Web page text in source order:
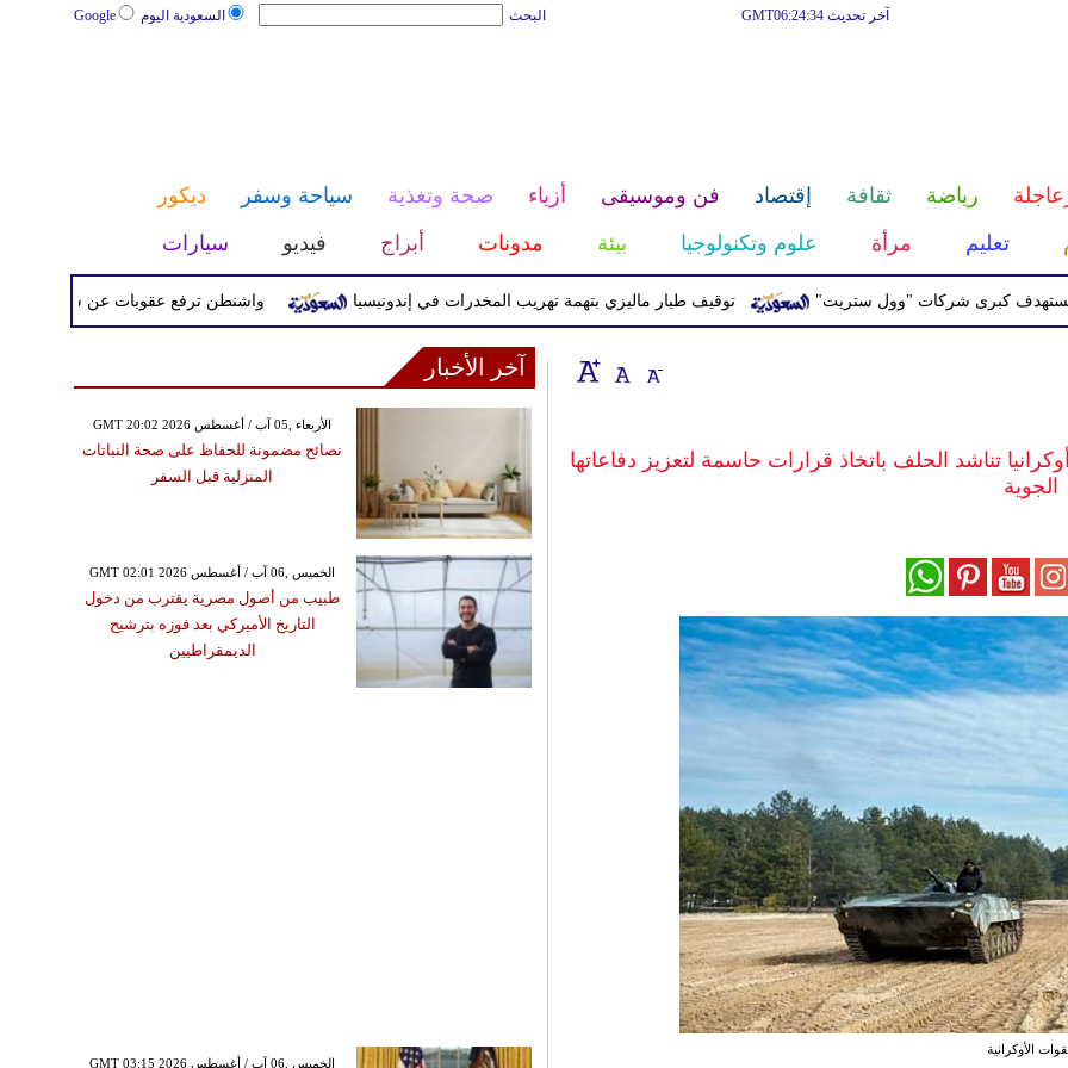
السعودية اليوم Google البحث آخر تحديث GMT06:24:34
رياضة ثقافة إقتصاد فن وموسيقى أزياء صحة وتغذية سياحة وسفر
ديكور
تعليم مرأة علوم وتكنولوجيا بيئة مدونات أبراج فيديو سيارات
واشنطن ترفع عقوبات عن شركات وطائرتين توقيف طيار ماليزي بتهمة تهريب المخدرات في إندونيسيا كبرى شركات "وول ستريت"
تناشد الحلف باتخاذ قرارات حاسمة لتعزيز دفاعاتها
الجوية
الأوكرانية
آخر الأخبار
GMT 20:02 2026 الأربعاء ,05 آب / أغسطس
نصائح مضمونة للحفاظ على صحة النباتات
المنزلية قبل السفر
GMT 02:01 2026 الخميس ,06 آب / أغسطس
طبيب من أصول مصرية يقترب من دخول
التاريخ الأميركي بعد فوزه بترشيح
الديمقراطيين
GMT 03:15 2026 الخميس ,06 آب / أغسطس